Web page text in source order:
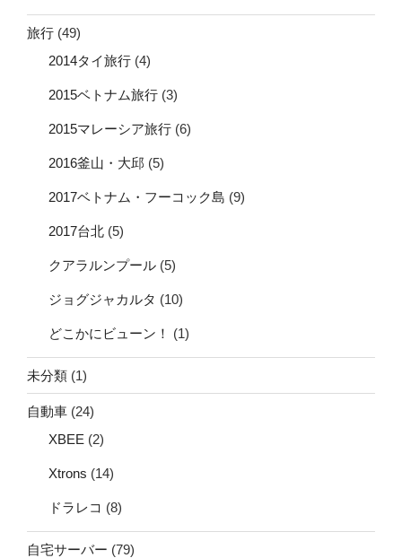
旅行 (49)
2014タイ旅行 (4)
2015ベトナム旅行 (3)
2015マレーシア旅行 (6)
2016釜山・大邱 (5)
2017ベトナム・フーコック島 (9)
2017台北 (5)
クアラルンプール (5)
ジョグジャカルタ (10)
どこかにビューン！ (1)
未分類 (1)
自動車 (24)
XBEE (2)
Xtrons (14)
ドラレコ (8)
自宅サーバー (79)